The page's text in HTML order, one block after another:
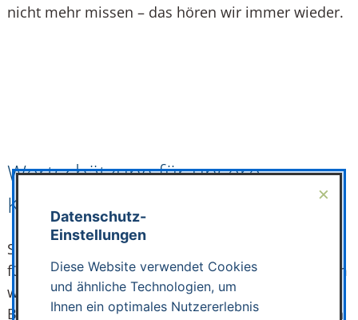
nicht mehr missen – das hören wir immer wieder.
Wertschätzung für unsere
Kund:innen
Solche Momente wie dieser Geburtstag sind auch
für uns etwas ganz Besonderes. Sie zeigen, warum
wir unseren Beruf mit Leidenschaft machen. Jede
Begegnung, jedes Lächeln, jeder Dank von Herzen
Datenschutz-
Einstellungen
×
Diese Website verwendet Cookies
und ähnliche Technologien, um
Ihnen ein optimales Nutzererlebnis